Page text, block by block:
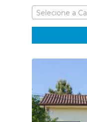
Selecione a